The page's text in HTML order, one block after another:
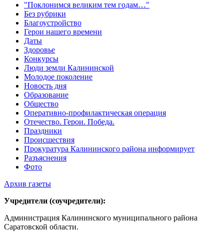
"Поклонимся великим тем годам…"
Без рубрики
Благоустройство
Герои нашего времени
Даты
Здоровье
Конкурсы
Люди земли Калининской
Молодое поколение
Новость дня
Образование
Общество
Оперативно-профилактическая операция
Отечество. Герои. Победа.
Праздники
Происшествия
Прокуратура Калининского района информирует
Разъяснения
Фото
Архив газеты
Учредители (соучредители):
Администрация Калининского муниципального района
Саратовской области.